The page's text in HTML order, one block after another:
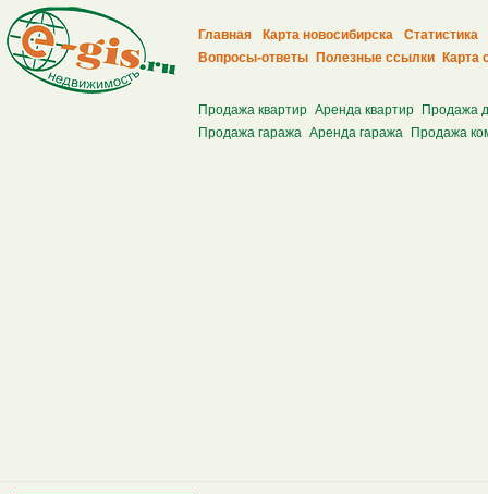
Главная Карта новосибирска
Статистика
Вопросы-ответы
Полезные ссылки Карта
Продажа квартир Аренда квартир
Продажа
Продажа гаража Аренда гаража Продажа